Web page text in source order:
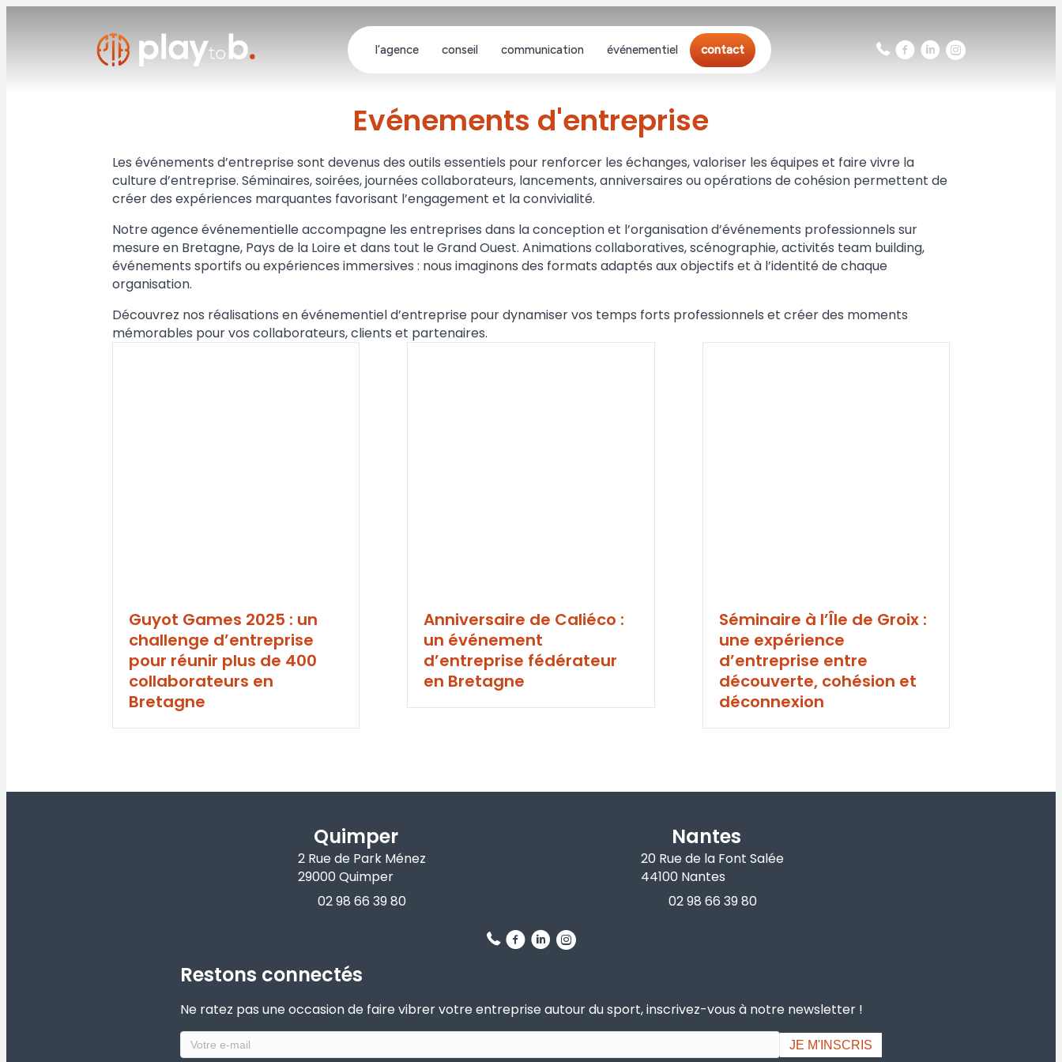
Panneau de gestion des cookies
l’agence conseil communication événementiel contact
Evénements d'entreprise
Les événements d’entreprise sont devenus des outils essentiels pour renforcer les échanges, valoriser les équipes et faire vivre la
culture d’entreprise. Séminaires, soirées, journées collaborateurs, lancements, anniversaires ou opérations de cohésion permettent de
créer des expériences marquantes favorisant l’engagement et la convivialité.
Notre agence événementielle accompagne les entreprises dans la conception et l’organisation d’événements professionnels sur
mesure en Bretagne, Pays de la Loire et dans tout le Grand Ouest. Animations collaboratives, scénographie, activités team building,
événements sportifs ou expériences immersives : nous imaginons des formats adaptés aux objectifs et à l’identité de chaque
organisation.
Découvrez nos réalisations en événementiel d’entreprise pour dynamiser vos temps forts professionnels et créer des moments
mémorables pour vos collaborateurs, clients et partenaires.
Guyot Games 2025 : un
challenge d’entreprise
pour réunir plus de 400
collaborateurs en
Bretagne
Anniversaire de Caliéco :
un événement
d’entreprise fédérateur
en Bretagne
Séminaire à l’Île de Groix :
une expérience
d’entreprise entre
découverte, cohésion et
déconnexion
Quimper
2 Rue de Park Ménez
29000 Quimper
02 98 66 39 80
Nantes
20 Rue de la Font Salée
44100 Nantes
02 98 66 39 80
Restons connectés
Ne ratez pas une occasion de faire vibrer votre entreprise autour du sport, inscrivez-vous à notre newsletter !